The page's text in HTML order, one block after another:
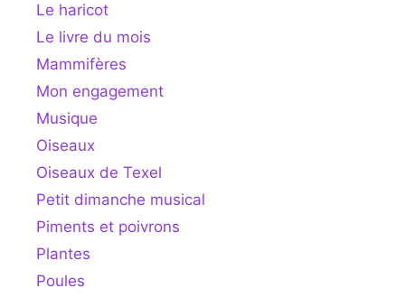
Le haricot
Le livre du mois
Mammifères
Mon engagement
Musique
Oiseaux
Oiseaux de Texel
Petit dimanche musical
Piments et poivrons
Plantes
Poules